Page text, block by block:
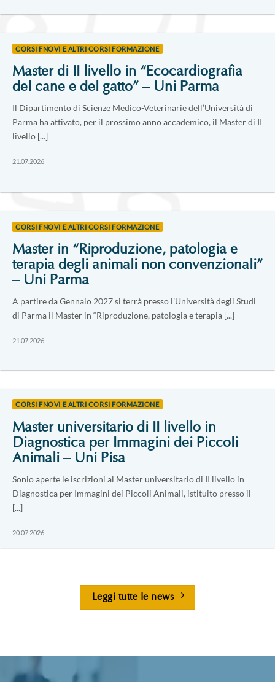
CORSI FNOVI E ALTRI CORSI FORMAZIONE
Master di II livello in “Ecocardiografia
del cane e del gatto” – Uni Parma
Il Dipartimento di Scienze Medico-Veterinarie dell’Università di
Parma ha attivato, per il prossimo anno accademico, il Master di II
livello [...]
21.07.2026
CORSI FNOVI E ALTRI CORSI FORMAZIONE
Master in “Riproduzione, patologia e
terapia degli animali non convenzionali”
– Uni Parma
A partire da Gennaio 2027 si terrà presso l’Università degli Studi
di Parma il Master in “Riproduzione, patologia e terapia [...]
21.07.2026
CORSI FNOVI E ALTRI CORSI FORMAZIONE
Master universitario di II livello in
Diagnostica per Immagini dei Piccoli
Animali – Uni Pisa
Sonio aperte le iscrizioni al Master universitario di II livello in
Diagnostica per Immagini dei Piccoli Animali, istituito presso il
[...]
20.07.2026
Leggi tutte le news